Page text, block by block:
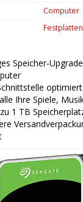
Computer
Festplatten
Speicher-
Ihre Spiele,
1 TB